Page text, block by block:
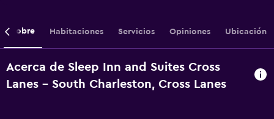
Sobre Habitaciones Servicios Opiniones Ubicación
Acerca de Sleep Inn and Suites Cross
Lanes - South Charleston, Cross Lanes